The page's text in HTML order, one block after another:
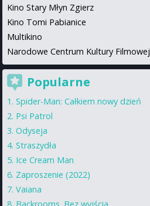
Kino Stary Młyn Zgierz
Kino Tomi Pabianice
Multikino
Narodowe Centrum Kultury Filmowej
Popularne
Spider-Man: Całkiem nowy dzień
Psi Patrol
Odyseja
Straszydła
Ice Cream Man
Zaproszenie (2022)
Vaiana